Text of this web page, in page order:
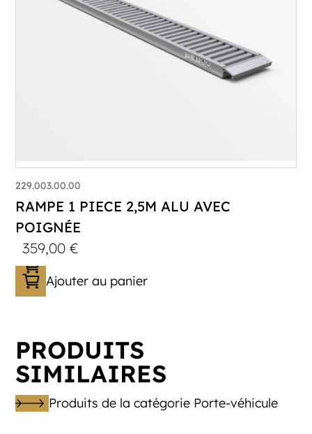
229.003.00.00
RAMPE 1 PIECE 2,5M ALU AVEC
POIGNÉE
359,00€
Ajouter au panier
PRODUITS
SIMILAIRES
Produits de la catégorie Porte-véhicule